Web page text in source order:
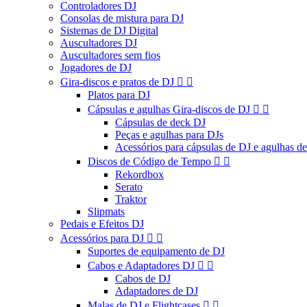
Controladores DJ
Consolas de mistura para DJ
Sistemas de DJ Digital
Auscultadores DJ
Auscultadores sem fios
Jogadores de DJ
Gira-discos e pratos de DJ  
Platos para DJ
Cápsulas e agulhas Gira-discos de DJ  
Cápsulas de deck DJ
Peças e agulhas para DJs
Acessórios para cápsulas de DJ e agulhas
Discos de Código de Tempo  
Rekordbox
Serato
Traktor
Slipmats
Pedais e Efeitos DJ
Acessórios para DJ  
Suportes de equipamento de DJ
Cabos e Adaptadores DJ  
Cabos de DJ
Adaptadores de DJ